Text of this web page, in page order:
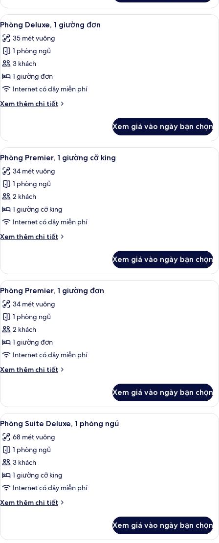
Phòng
Deluxe,
1
giường
cỡ
king
Xem
tất
cả
ảnh
Phòng
Deluxe,
1
đơn
Bộ trải giường bằng vải cotton Ai
7
Phòng Deluxe, 1 giường đơn
35 mét vuông
1 phòng ngủ
3 khách
1 giường đơn
Internet có dây miễn phí
Xem thêm chi tiết
Chi
Phòng
Deluxe,
1
giường
đơn
Xem giá vào ngày bạn chọn
Xem
tất
cả
ảnh
Phòng
Premier,
1
cỡ
Phòng Premier, 1 giường cỡ king |
10
Phòng Premier, 1 giường cỡ king
34 mét vuông
1 phòng ngủ
2 khách
1 giường cỡ king
Internet có dây miễn phí
Xem thêm chi tiết
Chi
Phòng
Premier,
1
giường
cỡ
king
Xem giá vào ngày bạn chọn
Xem
tất
cả
ảnh
Phòng
Premier,
1
đơn
Phòng Premier, 1 giường đơn | Bộ
9
Phòng Premier, 1 giường đơn
34 mét vuông
1 phòng ngủ
2 khách
1 giường đơn
Internet có dây miễn phí
Xem thêm chi tiết
Chi
Phòng
Premier,
1
giường
đơn
Xem giá vào ngày bạn chọn
Xem
tất
cả
ảnh
Phòng
Suite
Deluxe,
phòng
9
Phòng Suite Deluxe, 1 phòng ngủ
68 mét vuông
1 phòng ngủ
3 khách
1 giường cỡ king
Internet có dây miễn phí
Xem thêm chi tiết
Chi
Phòng
Xem giá vào ngày bạn chọn